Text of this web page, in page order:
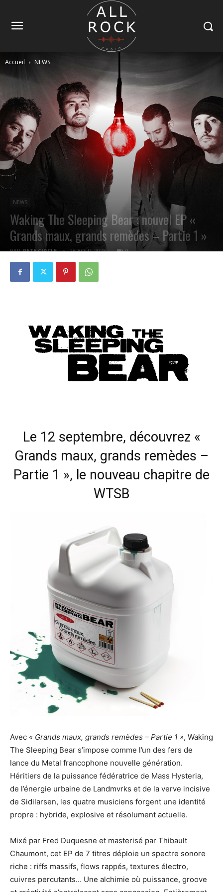
Accueil NEWS
NEWS
Waking The Sleeping Bear : nouvel EP «
Grands maux, grands remèdes – Partie 1 »
PAR PETE CIRCLE 26 AOÛT 2025 0
Le 12 septembre, découvrez «
Grands maux, grands remèdes –
Partie 1 », le nouveau chapitre de
WTSB
Avec « Grands maux, grands remèdes – Partie 1 », Waking
The Sleeping Bear s’impose comme l’un des fers de
lance du Metal francophone nouvelle génération.
Héritiers de la puissance fédératrice de Mass Hysteria,
de l’énergie urbaine de Landmvrks et de la verve incisive
de Sidilarsen, les quatre musiciens forgent une identité
propre : hybride, explosive et résolument actuelle.
Mixé par Fred Duquesne et masterisé par Thibault
Chaumont, cet EP de 7 titres déploie un spectre sonore
riche : riffs massifs, flows rappés, textures électro,
cuivres percutants… Une alchimie où puissance, groove